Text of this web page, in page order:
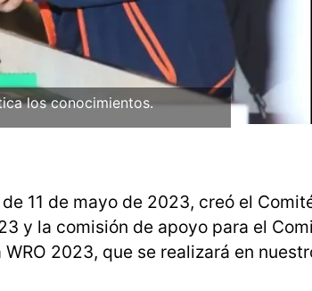
los conocimientos.
11 de mayo de 2023, creó el
y la comisión de apoyo para el
2023, que se realizará en